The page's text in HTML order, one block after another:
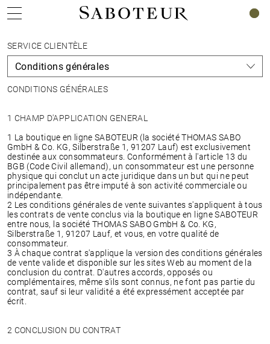
SERVICE CLIENTÈLE
CONDITIONS GÉNÉRALES
1 CHAMP D'APPLICATION GENERAL
1 La boutique en ligne SABOTEUR (la société THOMAS SABO
GmbH & Co. KG, Silberstraße 1, 91207 Lauf) est exclusivement
destinée aux consommateurs. Conformément à l'article 13 du
BGB (Code Civil allemand), un consommateur est une personne
physique qui conclut un acte juridique dans un but qui ne peut
principalement pas être imputé à son activité commerciale ou
indépendante.
2 Les conditions générales de vente suivantes s'appliquent à tous
les contrats de vente conclus via la boutique en ligne SABOTEUR
entre nous, la société THOMAS SABO GmbH & Co. KG,
Silberstraße 1, 91207 Lauf, et vous, en votre qualité de
consommateur.
3 À chaque contrat s'applique la version des conditions générales
de vente valide et disponible sur les sites Web au moment de la
conclusion du contrat. D'autres accords, opposés ou
complémentaires, même s'ils sont connus, ne font pas partie du
contrat, sauf si leur validité a été expressément acceptée par
écrit.
2 CONCLUSION DU CONTRAT